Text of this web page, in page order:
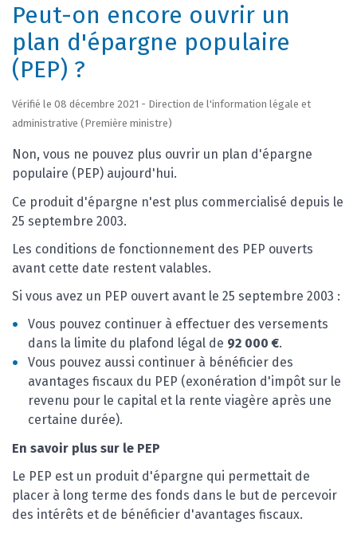
Peut-on encore ouvrir un
plan d'épargne populaire
(PEP) ?
Vérifié le 08 décembre 2021 - Direction de l'information légale et
administrative (Première ministre)
Non, vous ne pouvez plus ouvrir un plan d'épargne
populaire (PEP) aujourd'hui.
Ce produit d'épargne n'est plus commercialisé depuis le
25 septembre 2003.
Les conditions de fonctionnement des PEP ouverts
avant cette date restent valables.
Si vous avez un PEP ouvert avant le 25 septembre 2003 :
Vous pouvez continuer à effectuer des versements
dans la limite du plafond légal de 92 000 €.
Vous pouvez aussi continuer à bénéficier des
avantages fiscaux du PEP (exonération d'impôt sur le
revenu pour le capital et la rente viagère après une
certaine durée).
En savoir plus sur le PEP
Le PEP est un produit d'épargne qui permettait de
placer à long terme des fonds dans le but de percevoir
des intérêts et de bénéficier d'avantages fiscaux.